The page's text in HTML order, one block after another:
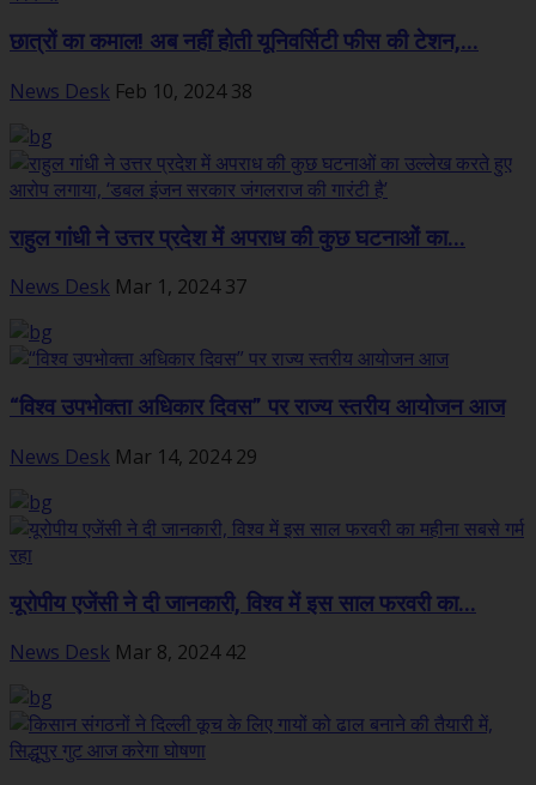
छात्रों का कमाल! अब नहीं होती यूनिवर्सिटी फीस की टेशन,...
News Desk Feb 10, 2024 38
राहुल गांधी ने उत्तर प्रदेश में अपराध की कुछ घटनाओं का...
News Desk Mar 1, 2024 37
“विश्व उपभोक्ता अधिकार दिवस” पर राज्य स्तरीय आयोजन आज
News Desk Mar 14, 2024 29
यूरोपीय एजेंसी ने दी जानकारी, विश्व में इस साल फरवरी का...
News Desk Mar 8, 2024 42